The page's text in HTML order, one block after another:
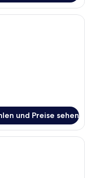
Balkon | Zimmersafe,
und Preise sehen